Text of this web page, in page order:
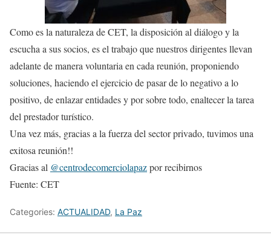
Como es la naturaleza de CET, la disposición al diálogo y la
escucha a sus socios, es el trabajo que nuestros dirigentes llevan
adelante de manera voluntaria en cada reunión, proponiendo
soluciones, haciendo el ejercicio de pasar de lo negativo a lo
positivo, de enlazar entidades y por sobre todo, enaltecer la tarea
del prestador turístico.
Una vez más, gracias a la fuerza del sector privado, tuvimos una
exitosa reunión!!
Gracias al @centrodecomerciolapazpor recibirnos
Fuente: CET
Categories: ACTUALIDAD, La Paz